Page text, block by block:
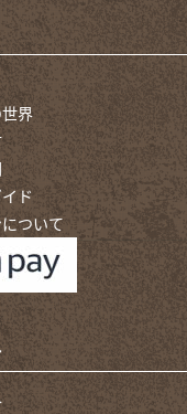
界
ド
ついて